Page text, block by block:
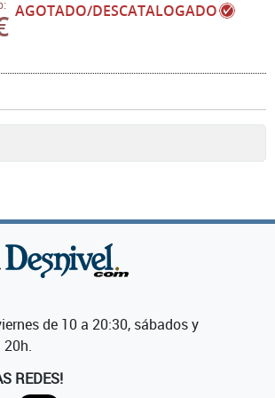
AGOTADO/DESCATALOGADO
de 10 a 20:30, sábados y
20h.
REDES!